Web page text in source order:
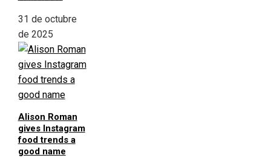
31 de octubre
de 2025
Alison Roman
gives Instagram
food trends a
good name